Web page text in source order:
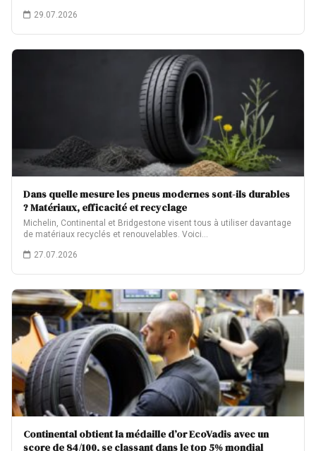
29.07.2026
Dans quelle mesure les pneus modernes sont-ils durables
? Matériaux, efficacité et recyclage
Michelin, Continental et Bridgestone visent tous à utiliser davantage
de matériaux recyclés et renouvelables. Voici…
27.07.2026
Continental obtient la médaille d’or EcoVadis avec un
score de 84/100, se classant dans le top 5% mondial